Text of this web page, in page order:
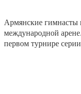
Армянские гимнасты
международной
первом турнире